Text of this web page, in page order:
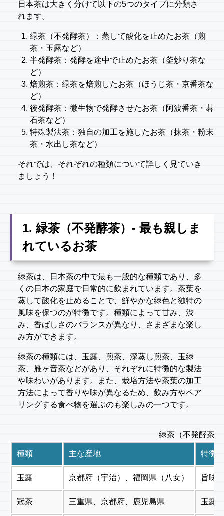
日本茶は大きく分けて以下の5つのタイプに分類さ
れます。
緑茶（不発酵茶）：蒸して酸化を止めたお茶（煎
茶・玉露など）
半発酵茶：発酵を途中で止めたお茶（釜炒り茶な
ど）
焙煎茶：緑茶を焙煎したお茶（ほうじ茶・京番茶な
ど）
後発酵茶：微生物で発酵させたお茶（阿波番茶・碁
石茶など）
特殊製法茶：独自の加工を施したお茶（抹茶・粉末
茶・水出し茶など）
それでは、それぞれの種類について詳しく見ていき
ましょう！
1. 緑茶（不発酵茶）- 最も親しま
れているお茶
緑茶は、日本茶の中で最も一般的な種類であり、多
くの日本の家庭で日常的に飲まれています。茶葉を
蒸して酸化を止めることで、鮮やかな緑色と独特の
風味を保つのが特徴です。種類によって甘み、渋
み、香ばしさのバランスが異なり、さまざまな楽し
み方ができます。
緑茶の種類には、玉露、煎茶、深蒸し煎茶、玉緑
茶、雁ヶ音茶などがあり、それぞれに特徴的な製法
や味わいがあります。また、栽培方法や茶葉の加工
方法によって香りや味が異なるため、飲み方やペア
リングする食べ物を選ぶのも楽しみの一つです。
緑茶（不発酵茶
種類 主な産地 特徴
玉露 京都府（宇治）、福岡県（八女） 旨味
冠茶 三重県、京都府、鹿児島県 玉露